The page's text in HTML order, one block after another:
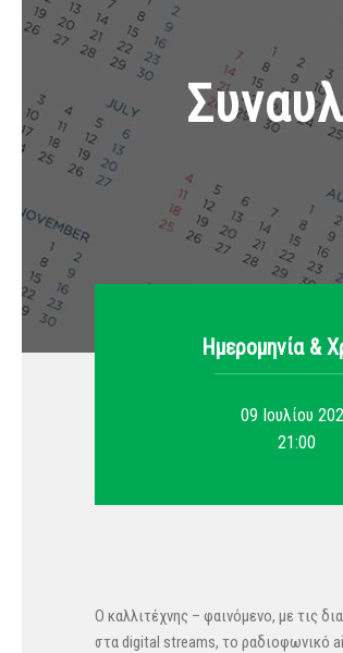
Ημερομηνία &
09 Ιουλίου
21:00
Ο καλλιτέχνης – φαινόμενο, με τις
στα digital streams, το ραδιοφωνικό